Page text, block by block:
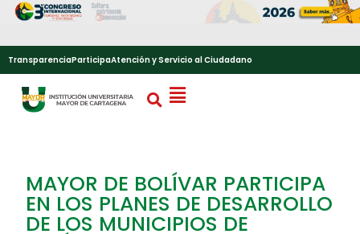
TransparenciaParticipaAtención y Servicio al Ciudadano
MAYOR DE BOLÍVAR PARTICIPA
EN LOS PLANES DE DESARROLLO
DE LOS MUNICIPIOS DE